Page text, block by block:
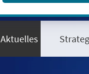
Aktuelles